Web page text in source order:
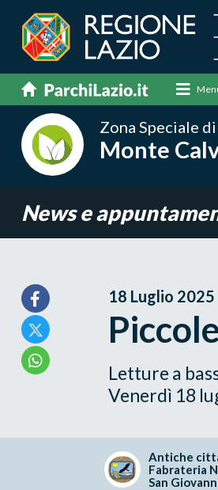
Zona Speciale
Monte
News e
18 Luglio 2025
Letture a
Venerdì 18
Antiche
Fabrateria
San